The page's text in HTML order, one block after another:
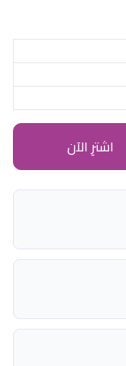
اشترِ الآن